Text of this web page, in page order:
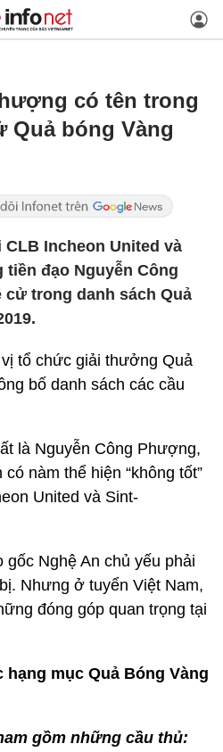
có tên trong
Quả bóng Vàng
Incheon United và
đạo Nguyễn Công
trong danh sách Quả
tổ chức giải thưởng Quả
bố danh sách các cầu
là Nguyễn Công Phượng,
nàm thể hiện “không tốt”
United và Sint-
Nghệ An chủ yếu phải
Nhưng ở tuyển Việt Nam,
đóng góp quan trọng tại
hạng mục Quả Bóng Vàng
gồm những cầu thủ: